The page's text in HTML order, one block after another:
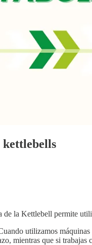
kettlebells
de la Kettlebell permite
utilizamos máquinas
mientras que si